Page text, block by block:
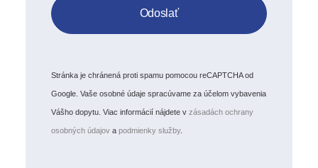
Stránka je chránená proti spamu pomocou reCAPTCHA od
Google. Vaše osobné údaje spracúvame za účelom vybavenia
Vášho dopytu. Viac informácií nájdete v zásadách ochrany
osobných údajov a podmienky služby.